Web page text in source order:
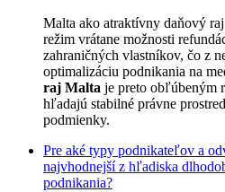
Malta ako atraktívny daňový
režim vrátane možnosti
zahraničných vlastníkov, čo z
optimalizáciu podnikania na
raj Malta je preto obľúbeným
hľadajú stabilné právne
podmienky.
Pre aké typy podnikateľov a
najvhodnejší z hľadiska
podnikania?